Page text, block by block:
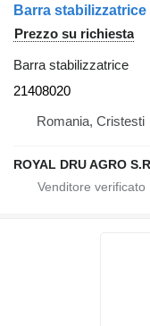
Prezzo su richiesta
Barra stabilizzatrice
21408020
Romania, Cristesti
ROYAL DRU AGRO